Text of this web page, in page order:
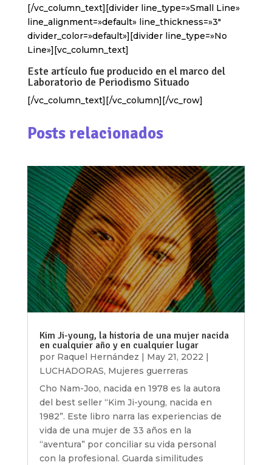
[/vc_column_text][divider line_type=»Small Line»
line_alignment=»default» line_thickness=»3″
divider_color=»default»][divider line_type=»No
Line»][vc_column_text]
Este artículo fue producido en el marco del
Laboratorio de Periodismo Situado
[/vc_column_text][/vc_column][/vc_row]
Posts relacionados
Kim Ji-young, la historia de una mujer nacida
en cualquier año y en cualquier lugar
por Raquel Hernández May 21, 2022
LUCHADORAS, Mujeres guerreras
Cho Nam-Joo, nacida en 1978 es la autora
del best seller “Kim Ji-young, nacida en
1982”. Este libro narra las experiencias de
vida de una mujer de 33 años en la
“aventura” por conciliar su vida personal
con la profesional. Guarda similitudes